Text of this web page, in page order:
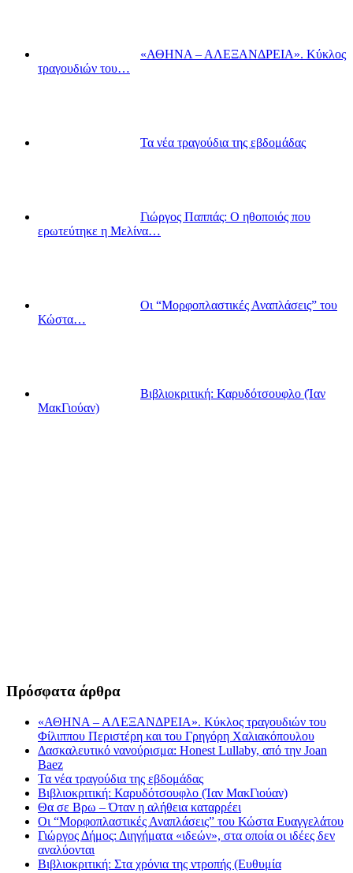
«ΑΘΗΝΑ – ΑΛΕΞΑΝΔΡΕΙΑ». Κύκλος
τραγουδιών του…
Τα νέα τραγούδια της εβδομάδας
Γιώργος Παππάς: Ο ηθοποιός που
ερωτεύτηκε η Μελίνα…
Οι “Μορφοπλαστικές Αναπλάσεις” του
Κώστα…
Βιβλιοκριτική: Καρυδότσουφλο (Ίαν
ΜακΓιούαν)
Πρόσφατα άρθρα
«ΑΘΗΝΑ – ΑΛΕΞΑΝΔΡΕΙΑ». Κύκλος τραγουδιών του
Φίλιππου Περιστέρη και του Γρηγόρη Χαλιακόπουλου
Δασκαλευτικό νανούρισμα: Honest Lullaby, από την Joan
Baez
Τα νέα τραγούδια της εβδομάδας
Βιβλιοκριτική: Καρυδότσουφλο (Ίαν ΜακΓιούαν)
Θα σε Βρω – Όταν η αλήθεια καταρρέει
Οι “Μορφοπλαστικές Αναπλάσεις” του Κώστα Ευαγγελάτου
Γιώργος Δήμος: Διηγήματα «ιδεών», στα οποία οι ιδέες δεν
αναλύονται
Βιβλιοκριτική: Στα χρόνια της ντροπής (Ευθυμία